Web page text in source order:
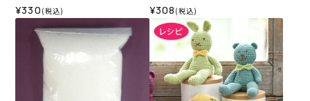
¥330 (税込) ¥308 (税込)